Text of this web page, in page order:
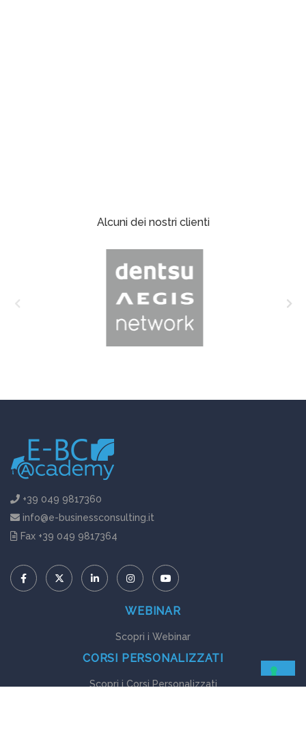
Alcuni dei nostri clienti
+39 049 9817360
info@e-businessconsulting.it
Fax +39 049 9817364
WEBINAR
Scopri i Webinar
CORSI PERSONALIZZATI
Scopri i Corsi Personalizzati